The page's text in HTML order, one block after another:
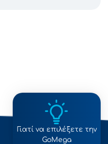
the
Γιατί να επιλέξετε την
GoMega